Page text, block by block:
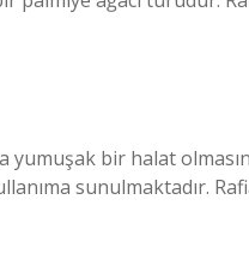
yumuşak bir halat
sunulmaktadır.